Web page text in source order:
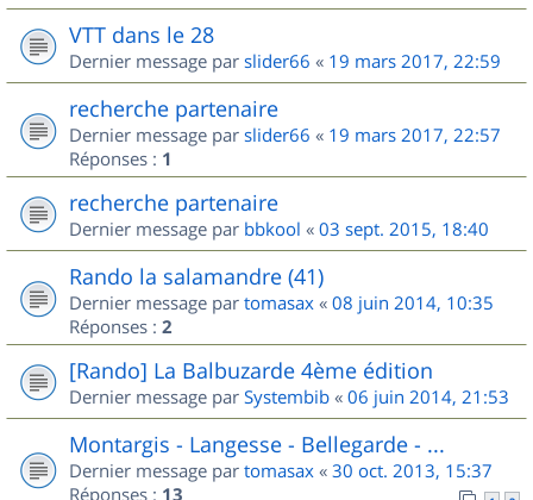
VTT dans le 28
Dernier message par slider66 « 19 mars 2017, 22:59
recherche partenaire
Dernier message par slider66 « 19 mars 2017, 22:57
Réponses : 1
recherche partenaire
Dernier message par bbkool « 03 sept. 2015, 18:40
Rando la salamandre (41)
Dernier message par tomasax « 08 juin 2014, 10:35
Réponses : 2
[Rando] La Balbuzarde 4ème édition
Dernier message par Systembib « 06 juin 2014, 21:53
Montargis - Langesse - Bellegarde - ...
Dernier message par tomasax « 30 oct. 2013, 15:37
Réponses : 13